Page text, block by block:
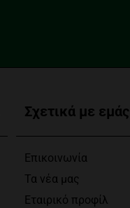
Σχετικά με εμάς
Επικοινωνία
Τα νέα μας
Εταιρικό προφίλ